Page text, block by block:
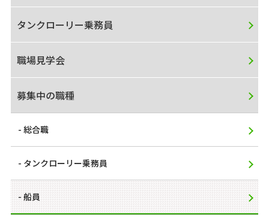
タンクローリー乗務員
職場見学会
募集中の職種
総合職
タンクローリー乗務員
船員